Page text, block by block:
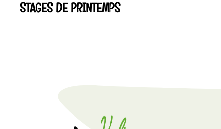
STAGES DE PRINTEMPS